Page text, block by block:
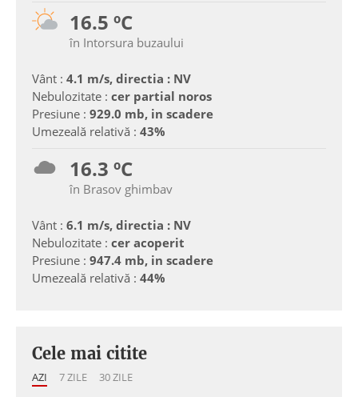
16.5 ºC
în Intorsura buzaului
Vânt : 4.1 m/s, directia : NV
Nebulozitate : cer partial noros
Presiune : 929.0 mb, in scadere
Umezeală relativă : 43%
16.3 ºC
în Brasov ghimbav
Vânt : 6.1 m/s, directia : NV
Nebulozitate : cer acoperit
Presiune : 947.4 mb, in scadere
Umezeală relativă : 44%
Cele mai citite
AZI 7 ZILE 30 ZILE